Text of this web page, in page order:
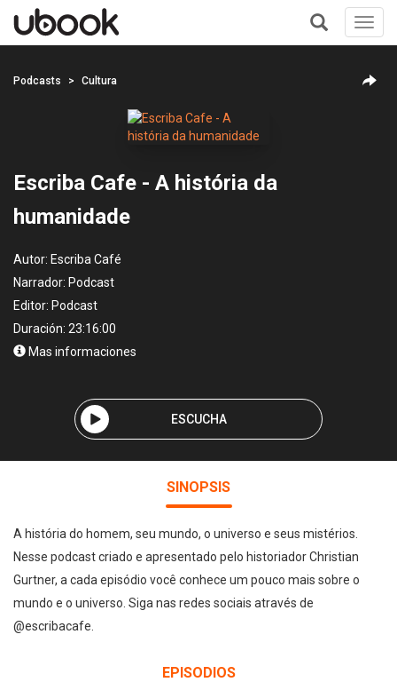
+
Podcasts Cultura
Escriba Cafe - A história da
humanidade
Autor: Escriba Café
Narrador: Podcast
Editor: Podcast
Duración: 23:16:00
Mas informaciones
ESCUCHA
SINOPSIS
A história do homem, seu mundo, o universo e seus mistérios.
Nesse podcast criado e apresentado pelo historiador Christian
Gurtner, a cada episódio você conhece um pouco mais sobre o
mundo e o universo. Siga nas redes sociais através de
@escribacafe.
EPISODIOS